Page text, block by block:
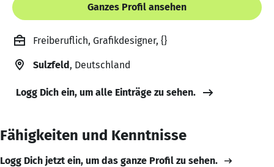
Ganzes Profil ansehen
Freiberuflich, Grafikdesigner, {}
Sulzfeld, Deutschland
Logg Dich ein, um alle Einträge zu sehen.
Fähigkeiten und Kenntnisse
Logg Dich jetzt ein, um das ganze Profil zu sehen.